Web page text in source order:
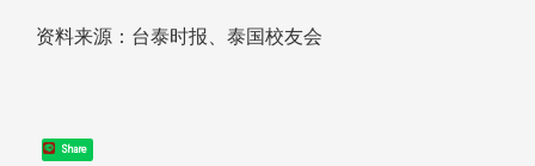
资料来源：台泰时报、泰国校友会
Share